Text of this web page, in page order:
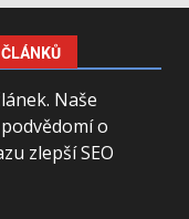
Naše
o
zlepší SEO